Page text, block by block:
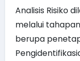
Analisis Risiko
melalui
berupa